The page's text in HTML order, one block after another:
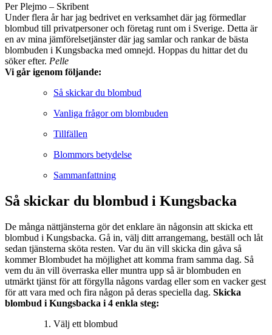
Per Plejmo – Skribent
Under flera år har jag bedrivet en verksamhet där jag förmedlar
blombud till privatpersoner och företag runt om i Sverige. Detta är
en av mina jämförelsetjänster där jag samlar och rankar de bästa
blombuden i Kungsbacka med omnejd. Hoppas du hittar det du
söker efter. Pelle
Vi går igenom följande:
Så skickar du blombud
Vanliga frågor om blombuden
Tillfällen
Blommors betydelse
Sammanfattning
Så skickar du blombud i Kungsbacka
De många nättjänsterna gör det enklare än någonsin att skicka ett
blombud i Kungsbacka. Gå in, välj ditt arrangemang, beställ och låt
sedan tjänsterna sköta resten. Var du än vill skicka din gåva så
kommer Blombudet ha möjlighet att komma fram samma dag. Så
vem du än vill överraska eller muntra upp så är blombuden en
utmärkt tjänst för att förgylla någons vardag eller som en vacker gest
för att vara med och fira någon på deras speciella dag. Skicka
blombud i Kungsbacka i 4 enkla steg:
Välj ett blombud